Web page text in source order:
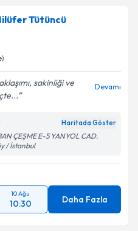
Tütüncü
sakinliği ve
Devamı
Haritada Göster
ÇEŞME E-5 YANYOL CAD.
/ İstanbul
10 Ağu
10:30 Daha Fazla